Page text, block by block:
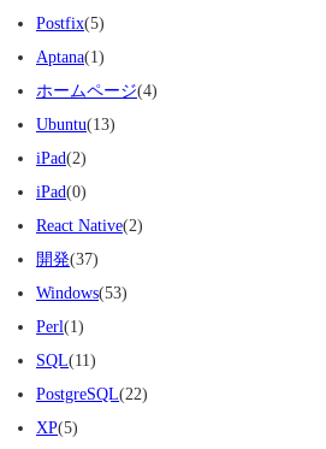
Postfix(5)
Aptana(1)
ホームページ(4)
Ubuntu(13)
iPad(2)
iPad(0)
React Native(2)
開発(37)
Windows(53)
Perl(1)
SQL(11)
PostgreSQL(22)
XP(5)